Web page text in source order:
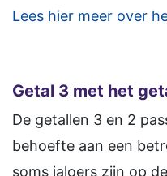
Lees hier meer over
Getal 3 met het
De getallen 3 en 2
behoefte aan een
soms jaloers zijn op